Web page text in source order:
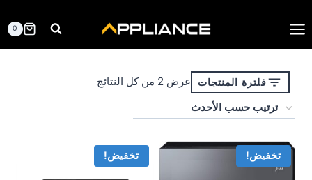
إلى
المحتوى
0
فلترة المنتجات عرض ⁦2⁩ من كل النتائج
الأحدث
تخفيض! تخفيض!